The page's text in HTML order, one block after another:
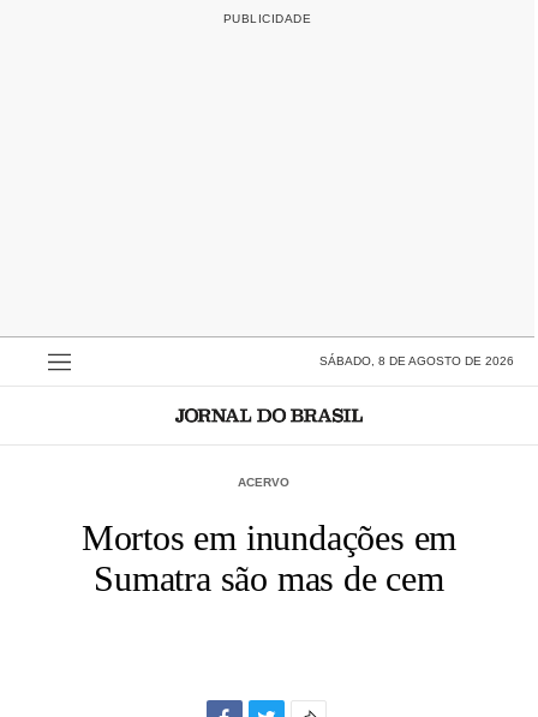
SÁBADO, 8 DE AGOSTO DE 2026
ACERVO
Mortos em inundações em
Sumatra são mas de cem